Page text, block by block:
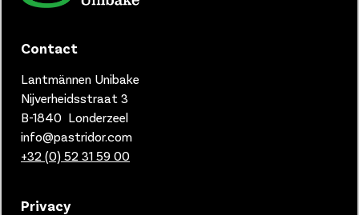
Contact
Lantmännen Unibake
Nijverheidsstraat 3
B-1840 Londerzeel
info@pastridor.com
+32 (0) 52 31 59 00
Privacy